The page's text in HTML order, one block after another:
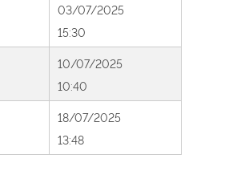
03/07/2025
15:30
10/07/2025
10:40
18/07/2025
13:48